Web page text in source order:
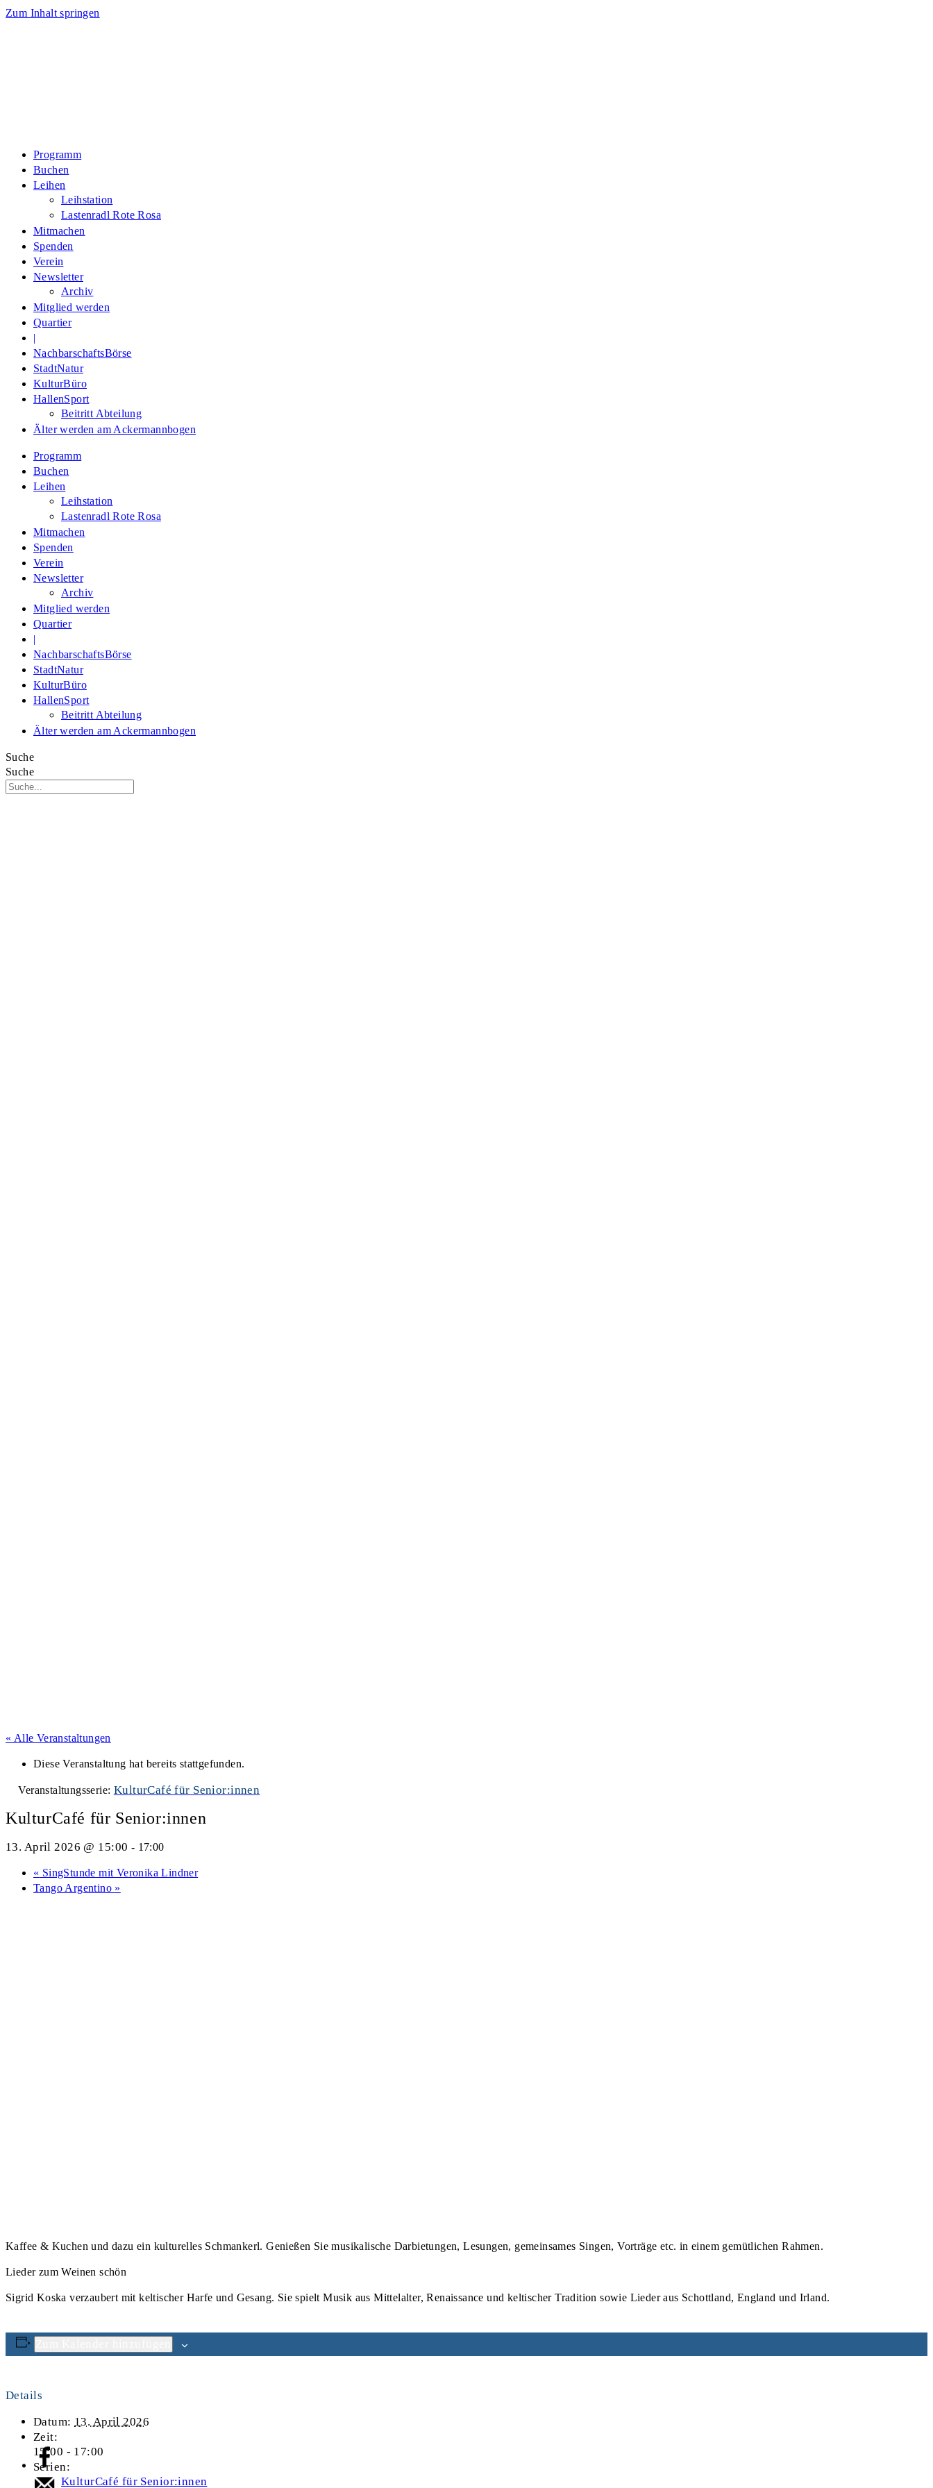
Zum Inhalt springen
Programm
Buchen
Leihen
Leihstation
Lastenradl Rote Rosa
Mitmachen
Spenden
Verein
Newsletter
Archiv
Mitglied werden
Quartier
|
NachbarschaftsBörse
StadtNatur
KulturBüro
HallenSport
Beitritt Abteilung
Älter werden am Ackermannbogen
Programm
Buchen
Leihen
Leihstation
Lastenradl Rote Rosa
Mitmachen
Spenden
Verein
Newsletter
Archiv
Mitglied werden
Quartier
|
NachbarschaftsBörse
StadtNatur
KulturBüro
HallenSport
Beitritt Abteilung
Älter werden am Ackermannbogen
Suche
Suche
« Alle Veranstaltungen
Diese Veranstaltung hat bereits stattgefunden.
Veranstaltungsserie: KulturCafé für Senior:innen
KulturCafé für Senior:innen
13. April 2026 @ 15:00 - 17:00
« SingStunde mit Veronika Lindner
Tango Argentino »
Kaffee & Kuchen und dazu ein kulturelles Schmankerl. Genießen Sie musikalische Darbietungen, Lesungen, gemeinsames Singen, Vorträge etc. in einem gemütlichen Rahmen.
Lieder zum Weinen schön
Sigrid Koska verzaubert mit keltischer Harfe und Gesang. Sie spielt Musik aus Mittelalter, Renaissance und keltischer Tradition sowie Lieder aus Schottland, England und Irland.
Details
Datum: 13. April 2026
Zeit:
15:00 - 17:00
Serien:
KulturCafé für Senior:innen